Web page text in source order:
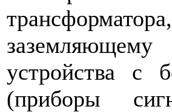
устройства с
(приборы